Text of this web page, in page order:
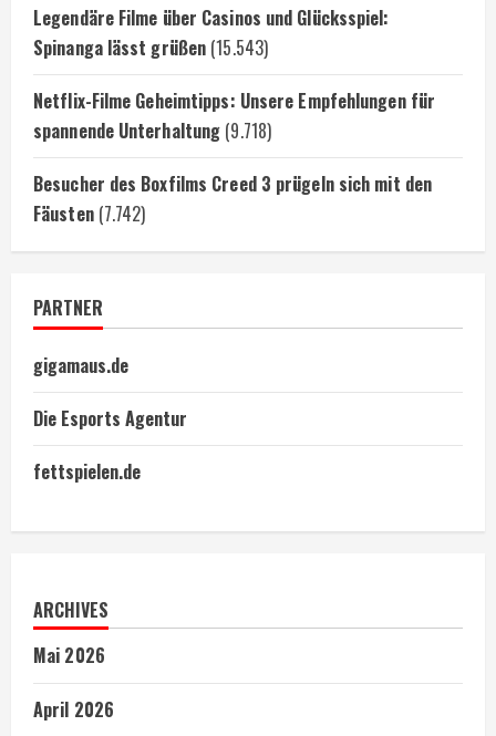
Legendäre Filme über Casinos und Glücksspiel:
Spinanga lässt grüßen (15.543)
Netflix-Filme Geheimtipps: Unsere Empfehlungen für
spannende Unterhaltung (9.718)
Besucher des Boxfilms Creed 3 prügeln sich mit den
Fäusten (7.742)
PARTNER
gigamaus.de
Die Esports Agentur
fettspielen.de
ARCHIVES
Mai 2026
April 2026